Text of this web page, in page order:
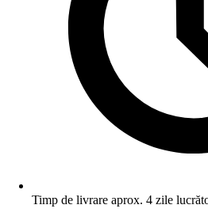
Timp de livrare aprox. 4 zile